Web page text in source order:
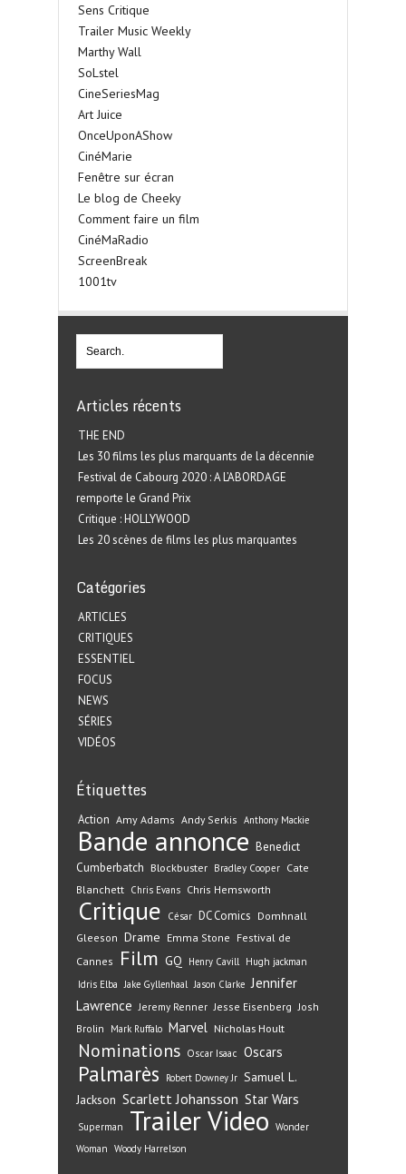
Sens Critique
Trailer Music Weekly
Marthy Wall
SoLstel
CineSeriesMag
Art Juice
OnceUponAShow
CinéMarie
Fenêtre sur écran
Le blog de Cheeky
Comment faire un film
CinéMaRadio
ScreenBreak
1001tv
Articles récents
THE END
Les 30 films les plus marquants de la décennie
Festival de Cabourg 2020 : A L’ABORDAGE
remporte le Grand Prix
Critique : HOLLYWOOD
Les 20 scènes de films les plus marquantes
Catégories
ARTICLES
CRITIQUES
ESSENTIEL
FOCUS
NEWS
SÉRIES
VIDÉOS
Étiquettes
Action Amy Adams Andy Serkis Anthony Mackie
Bande annonce Benedict
Cumberbatch Blockbuster Bradley Cooper Cate
Blanchett Chris Evans Chris Hemsworth
Critique César DC Comics Domhnall
Gleeson Drame Emma Stone Festival de
Cannes
Film GQ Henry Cavill Hugh jackman
Idris Elba Jake Gyllenhaal Jason Clarke Jennifer
Lawrence Jeremy Renner Jesse Eisenberg Josh
Brolin
Mark Ruffalo Marvel Nicholas Hoult
Nominations Oscar Isaac Oscars
Palmarès Robert Downey Jr Samuel L.
Jackson Scarlett Johansson Star Wars
Superman TrailerVideo Wonder
Woman Woody Harrelson